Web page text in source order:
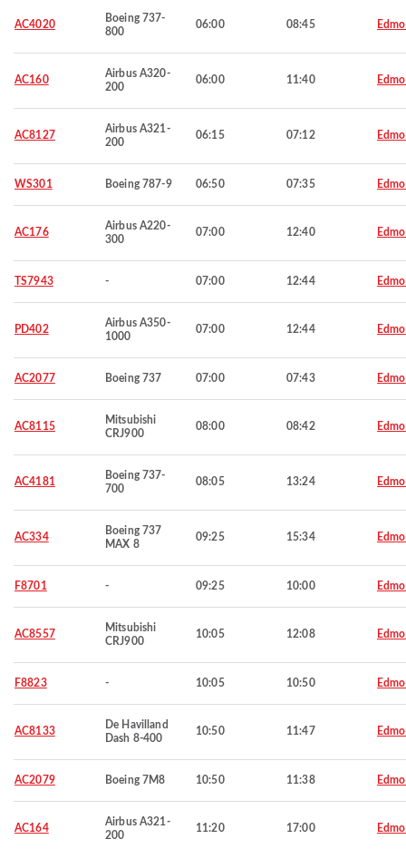
AC4020
Boeing 737-
800
06:00 08:45
AC160
Airbus A320-
200
06:00 11:40
AC8127
Airbus A321-
200
06:15 07:12
WS301 Boeing 787-9 06:50 07:35
AC176
Airbus A220-
300
07:00 12:40
TS7943 - 07:00 12:44
PD402
Airbus A350-
1000
07:00 12:44
AC2077 Boeing 737 07:00 07:43
AC8115
Mitsubishi
CRJ900
08:00 08:42
AC4181
Boeing 737-
700
08:05 13:24
AC334
Boeing 737
MAX 8
09:25 15:34
F8701 - 09:25 10:00
AC8557
Mitsubishi
CRJ900
10:05 12:08
F8823 - 10:05 10:50
AC8133
De Havilland
Dash 8-400
10:50 11:47
AC2079 Boeing 7M8 10:50 11:38
AC164
Airbus A321-
200
11:20 17:00